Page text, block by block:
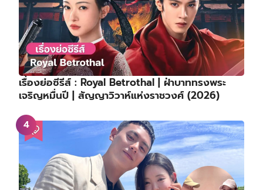
เรื่องย่อซีรีส์ : Royal Betrothal | ฝ่าบาททรงพระ
เจริญหมื่นปี | สัญญาวิวาห์แห่งราชวงศ์ (2026)